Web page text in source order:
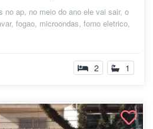
no ap, no meio do ano ele vai sair, o
fogao, microondas, forno eletrico,
2 1